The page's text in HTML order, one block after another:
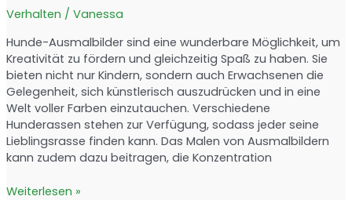
Verhalten / Vanessa
Hunde-Ausmalbilder sind eine wunderbare Möglichkeit, um
Kreativität zu fördern und gleichzeitig Spaß zu haben. Sie
bieten nicht nur Kindern, sondern auch Erwachsenen die
Gelegenheit, sich künstlerisch auszudrücken und in eine
Welt voller Farben einzutauchen. Verschiedene
Hunderassen stehen zur Verfügung, sodass jeder seine
Lieblingsrasse finden kann. Das Malen von Ausmalbildern
kann zudem dazu beitragen, die Konzentration
Hunde-
Weiterlesen »